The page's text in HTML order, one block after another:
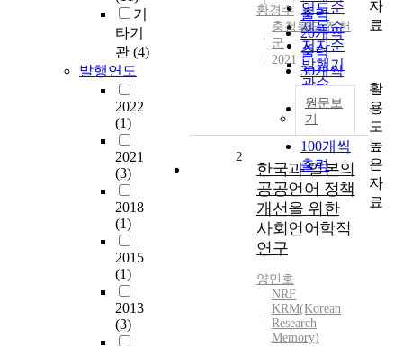
기
타기
관 (4)
발행연도
2022
(1)
2021
(3)
2018
(1)
2015
(1)
2013
(3)
연도순
제목순
저자순
발행기
관순
출력
20개씩
출력
30개씩
출력
50개씩
출력
100개씩
출력
황경수
충청북도 진천
군
2021
원문보
기
2
한국과 일본의
공공언어 정책
개선을 위한
사회언어학적
연구
양민호
NRF
KRM(Korean
Research
Memory)
자
료
활
용
도
높
은
자
료